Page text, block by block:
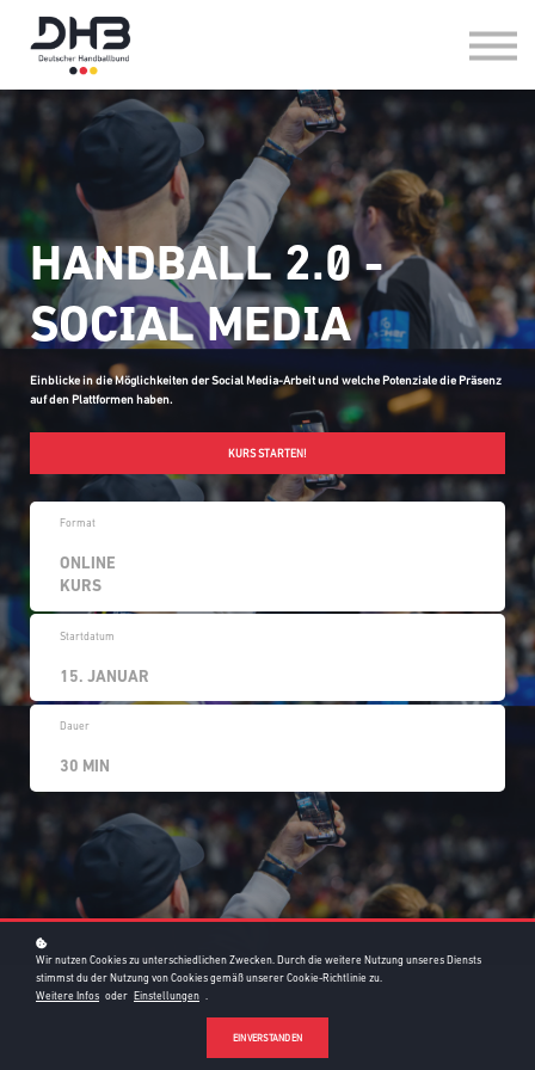
HANDBALL IN DER SCHULE
FAQ
LOG-IN
HANDBALL 2.0 -
SOCIAL MEDIA
Einblicke in die Möglichkeiten der Social Media-Arbeit und welche Potenziale die Präsenz
auf den Plattformen haben.
KURS STARTEN!
Format
ONLINE
KURS
Startdatum
15. JANUAR
Dauer
30 MIN
Wir nutzen Cookies zu unterschiedlichen Zwecken. Durch die weitere Nutzung unseres Diensts
stimmst du der Nutzung von Cookies gemäß unserer Cookie-Richtlinie zu.
Weitere Infos oder Einstellungen .
EINVERSTANDEN